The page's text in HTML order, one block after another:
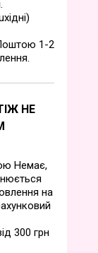
1-2
НЕ
Немає,
на
300 грн